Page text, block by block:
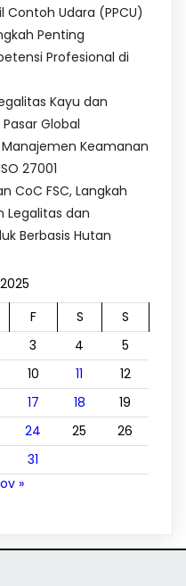
Contoh Udara (PPCU)
Penting
Profesional di
Kayu dan
Global
Keamanan
27001
CoC FSC, Langkah
Legalitas dan
Berbasis Hutan
F S
S
3 4
5
10 11
12
17 18
19
24 25
26
31
»